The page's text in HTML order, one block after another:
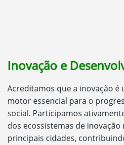
Inovação e
Acreditamos que a inovação é
motor essencial para o
social. Participamos
dos ecossistemas de inovação
principais cidades,